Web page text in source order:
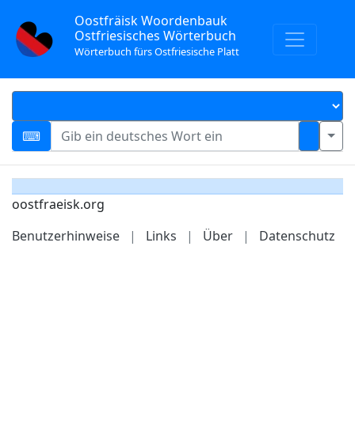
Oostfräisk Woordenbauk
Ostfriesisches Wörterbuch
Wörterbuch fürs Ostfriesische Platt
oostfraeisk.org
Benutzerhinweise
| Links | Über | Datenschutz